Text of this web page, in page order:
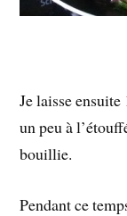
Je laisse
un peu à
bouillie.
Pendant ce